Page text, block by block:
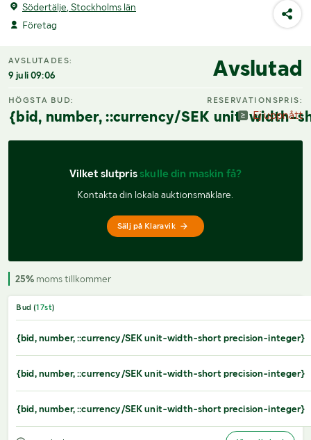
Södertälje, Stockholms län
Företag
AVSLUTADES:
9 juli 09:06 Avslutad
HÖGSTA BUD:
{bid, number, ::currency/SEK unit-width-
RESERVATIONSPRIS:
Ej uppnått
Vilket slutpris skulle din maskin få?
Kontakta din lokala auktionsmäklare.
Sälj på Klaravik
25% moms tillkommer
Bud (17st)
{bid, number, ::currency/SEK unit-width-short precision-integer}
{bid, number, ::currency/SEK unit-width-short precision-integer}
{bid, number, ::currency/SEK unit-width-short precision-integer}